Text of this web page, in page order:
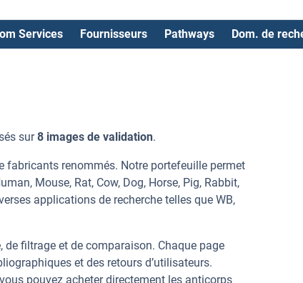
Services Fournisseurs Pathways Dom. de
sur8 images de validation.
fabricants renommés. Notre portefeuille permet
Mouse, Rat, Cow, Dog, Horse, Pig, Rabbit,
applications de recherche telles que WB,
filtrage et de comparaison. Chaque page
et des retours d’utilisateurs.
pouvez acheter directement les anticorps